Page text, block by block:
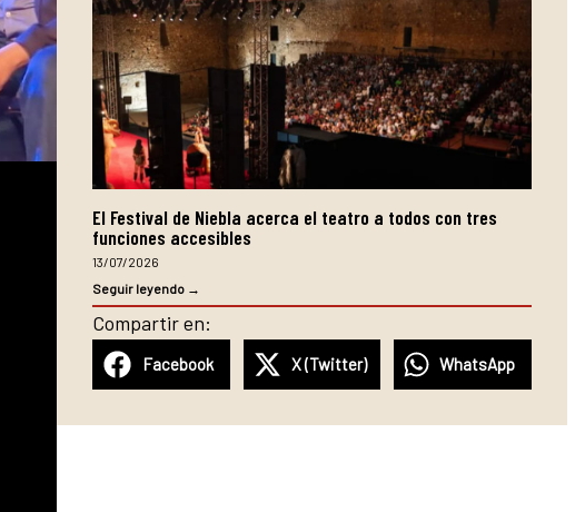
El Festival de Niebla acerca el teatro a todos con tres
funciones accesibles
13/07/2026
Seguir leyendo →
Compartir en:
Facebook X (Twitter) WhatsApp